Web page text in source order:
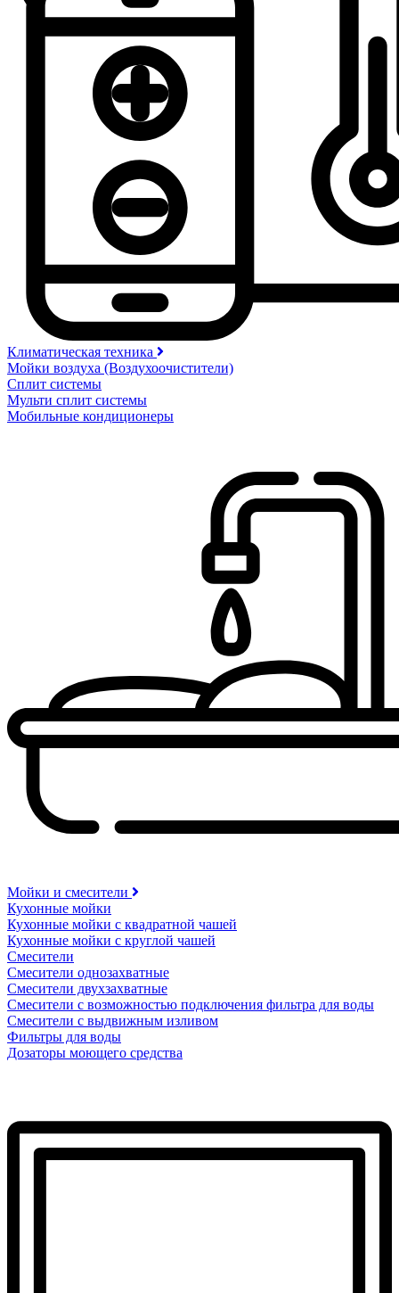
Климатическая техника
Мойки воздуха (Воздухоочистители)
Сплит системы
Мульти сплит системы
Мобильные кондиционеры
Мойки и смесители
Кухонные мойки
Кухонные мойки с квадратной чашей
Кухонные мойки с круглой чашей
Смесители
Смесители однозахватные
Смесители двухзахватные
Смесители с возможностью подключения фильтра для воды
Смесители с выдвижным изливом
Фильтры для воды
Дозаторы моющего средства